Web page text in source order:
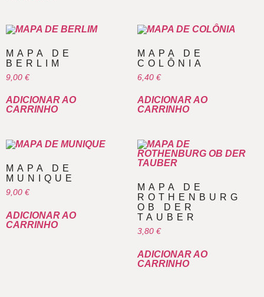
MAPA DE
BERLIM
9,00 €
ADICIONAR AO
CARRINHO
MAPA DE
COLÔNIA
6,40 €
ADICIONAR AO
CARRINHO
MAPA DE
MUNIQUE
9,00 €
ADICIONAR AO
CARRINHO
MAPA DE
ROTHENBURG
OB DER
TAUBER
3,80 €
ADICIONAR AO
CARRINHO